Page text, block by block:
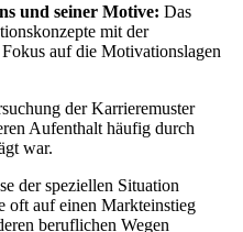
und seiner Motive: Das
mit der
auf die Motivationslagen
der Karrieremuster
Aufenthalt häufig durch
war.
der speziellen Situation
oft auf einen Markteinstieg
beruflichen Wegen